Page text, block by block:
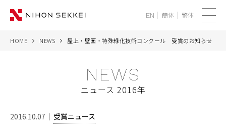
ニ
EN 簡体 繁体
HOME NEWS 屋上・壁面・特殊緑化技術コンクール 受賞のお知らせ
NEWS
ニュース 2016年
2016.10.07 受賞ニュース